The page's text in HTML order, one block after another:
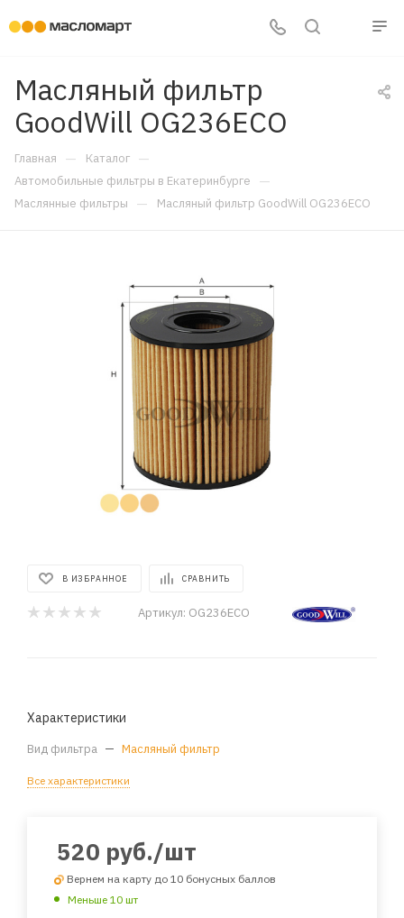
Масляный фильтр
GoodWill OG236ECO
Главная — Каталог —
Автомобильные фильтры в Екатеринбурге —
Маслянные фильтры — Масляный фильтр GoodWill OG236ECO
В ИЗБРАННОЕ СРАВНИТЬ
Артикул: OG236ECO
Характеристики
Вид фильтра — Масляный фильтр
Все характеристики
520 руб./шт
Вернем на карту до 10 бонусных баллов
Меньше 10 шт